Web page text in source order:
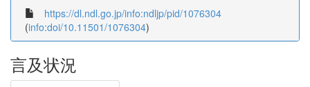
https://dl.ndl.go.jp/info:ndljp/pid/1076304
(info:doi/10.11501/1076304)
言及状況